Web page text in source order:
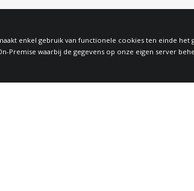
enkel gebruik van functionele cookies ten einde
Premise waarbij de gegevens op onze eigen server